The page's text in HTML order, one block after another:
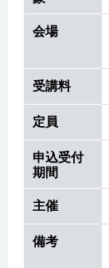
会場
受講料
定員
申込受付
期間
主催
備考